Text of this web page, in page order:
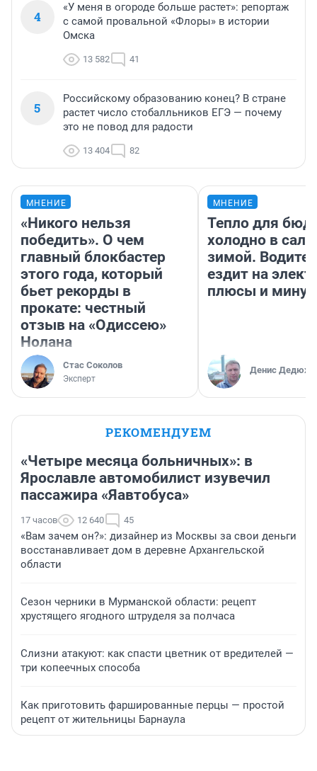
4
«У меня в огороде больше растет»: репортаж
с самой провальной «Флоры» в истории
Омска
13 582 41
5
Российскому образованию конец? В стране
растет число стобалльников ЕГЭ — почему
это не повод для радости
13 404 82
МНЕНИЕ
«Никого нельзя
победить». О чем
главный блокбастер
этого года, который
бьет рекорды в
прокате: честный
отзыв на «Одиссею»
Нолана
Стас Соколов
Эксперт
МНЕНИЕ
Тепло для
холодно в
зимой.
ездит на
плюсы и
Денис
РЕКОМЕНДУЕМ
«Четыре месяца больничных»: в
Ярославле автомобилист изувечил
пассажира «Яавтобуса»
17 часов 12 640 45
«Вам зачем он?»: дизайнер из Москвы за свои деньги
восстанавливает дом в деревне Архангельской
области
Сезон черники в Мурманской области: рецепт
хрустящего ягодного штруделя за полчаса
Слизни атакуют: как спасти цветник от вредителей —
три копеечных способа
Как приготовить фаршированные перцы — простой
рецепт от жительницы Барнаула